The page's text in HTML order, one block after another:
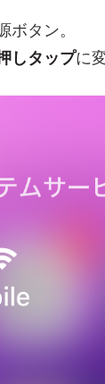
タン。
しタップに